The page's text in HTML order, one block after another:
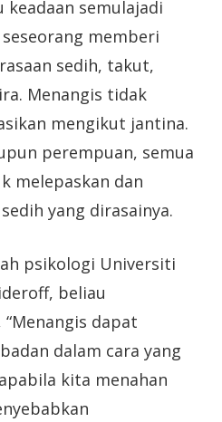
keadaan semulajadi
memberi
sedih, takut,
Menangis tidak
mengikut jantina.
perempuan, semua
melepaskan dan
yang dirasainya.
psikologi Universiti
beliau
dapat
dalam cara yang
kita menahan